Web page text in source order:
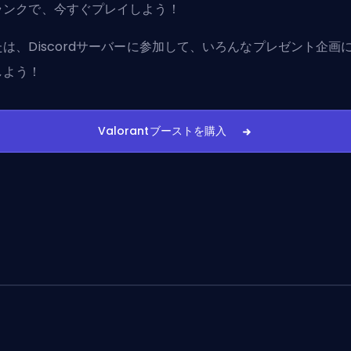
クで、今すぐプレイしよう！
、 Discordサーバーに参加して、いろんなプレゼント企画
う！
Valorantブーストを購入